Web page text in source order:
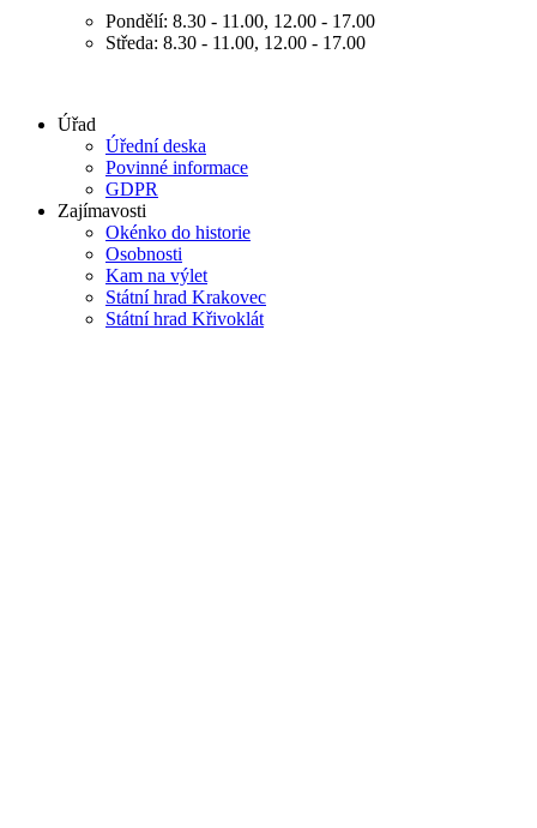
Pondělí: 8.30 - 11.00, 12.00 - 17.00
Středa: 8.30 - 11.00, 12.00 - 17.00
Úřad
Úřední deska
Povinné informace
GDPR
Zajímavosti
Okénko do historie
Osobnosti
Kam na výlet
Státní hrad Krakovec
Státní hrad Křivoklát